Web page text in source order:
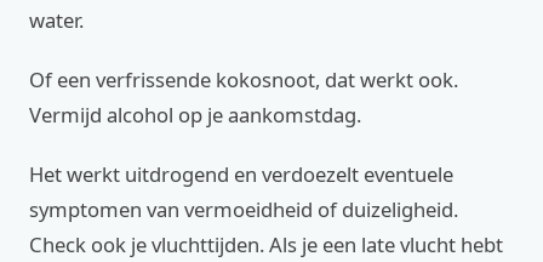
water.
Of een verfrissende kokosnoot, dat werkt ook.
Vermijd alcohol op je aankomstdag.
Het werkt uitdrogend en verdoezelt eventuele
symptomen van vermoeidheid of duizeligheid.
Check ook je vluchttijden. Als je een late vlucht hebt